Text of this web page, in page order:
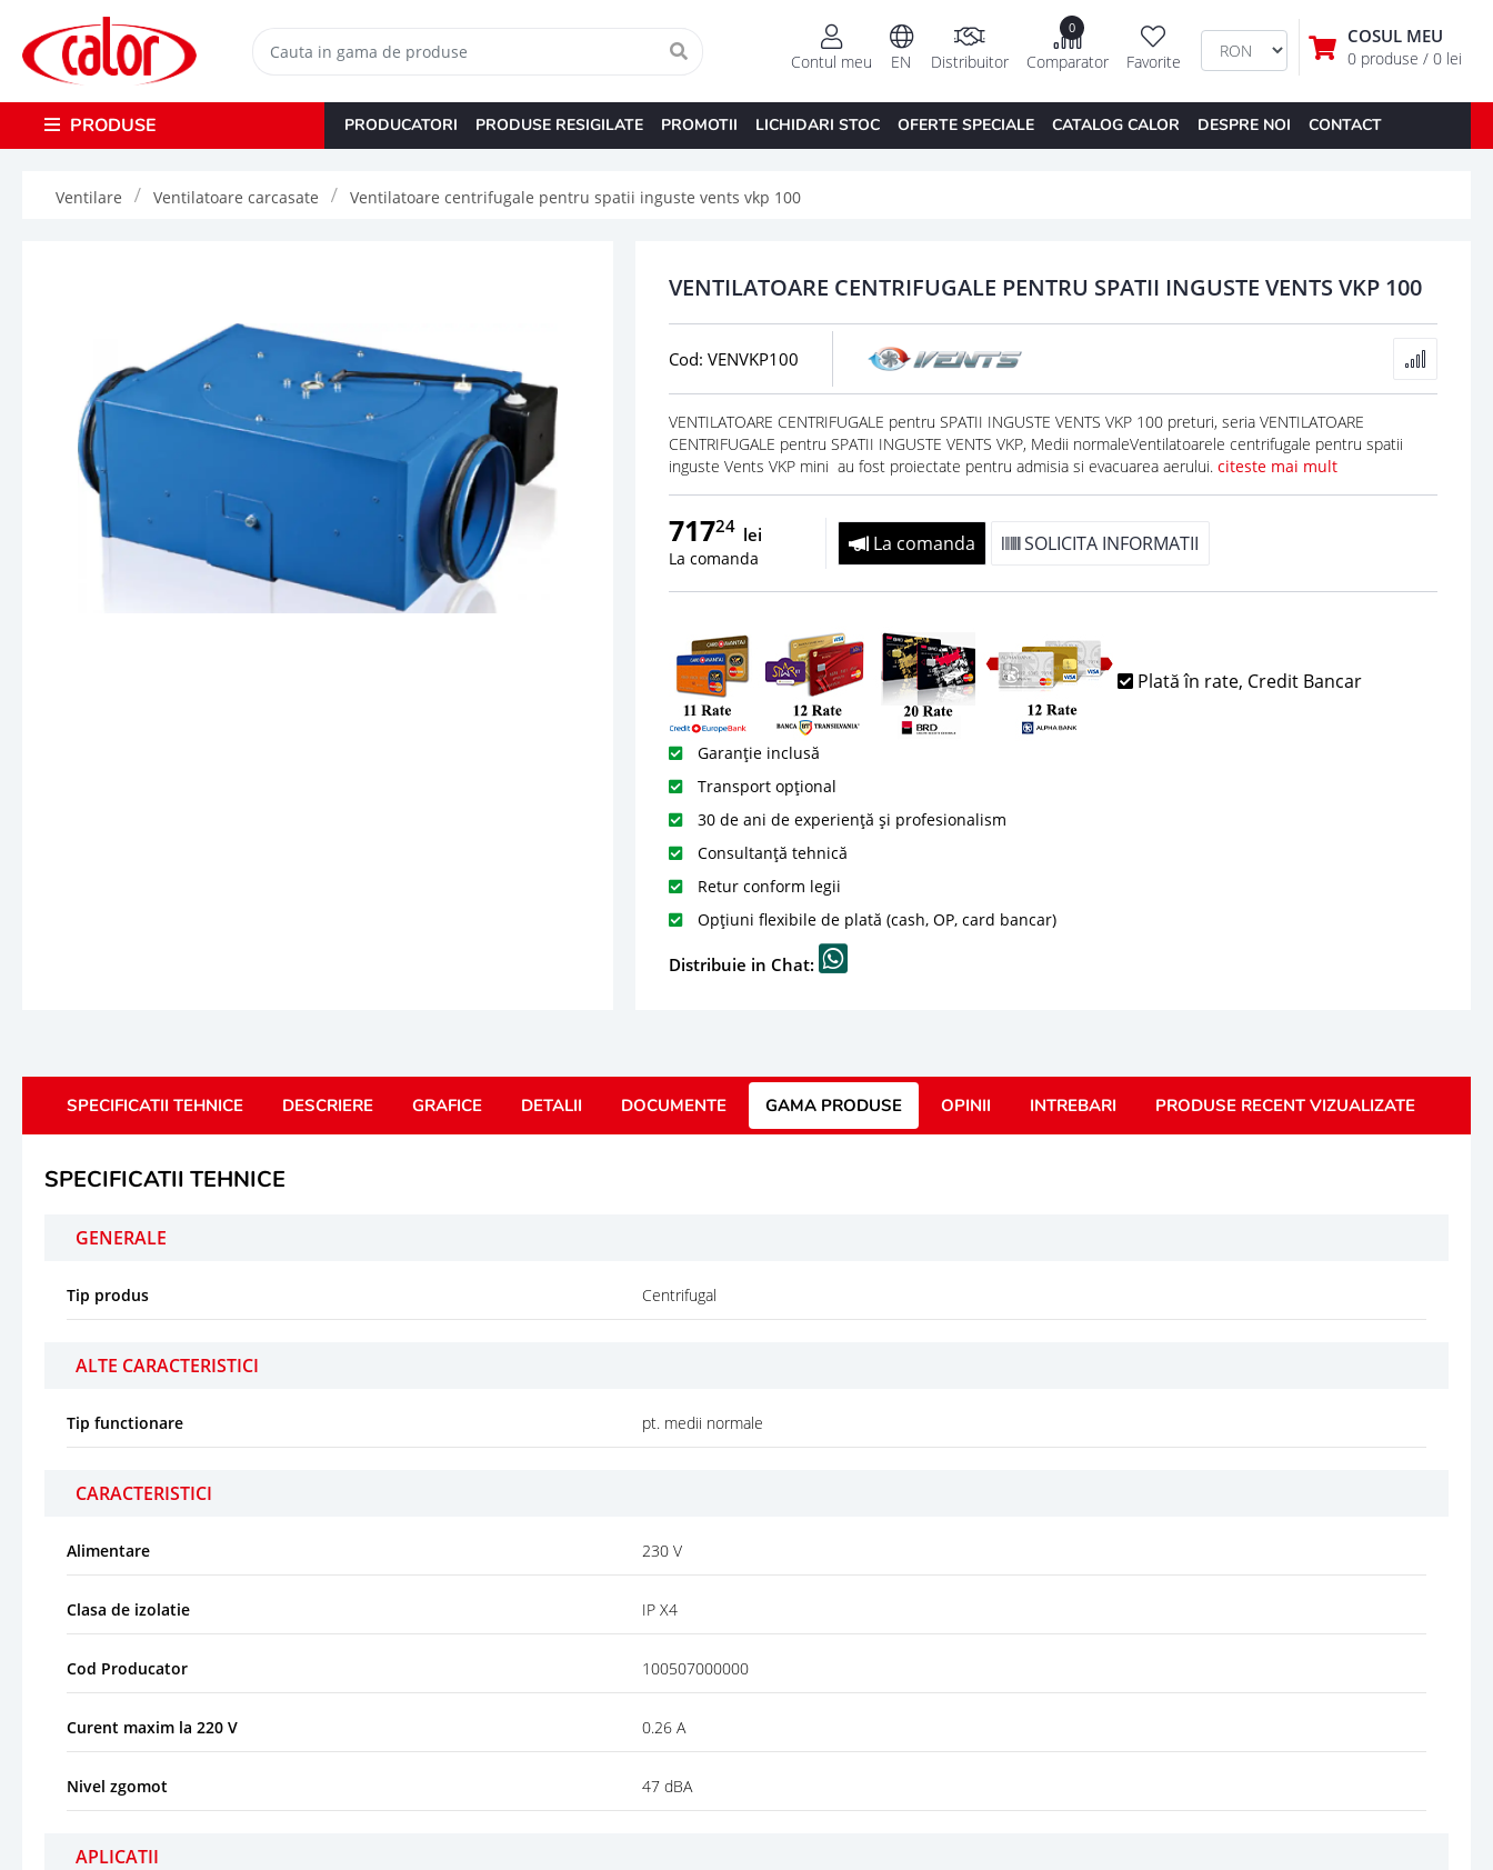
COSUL MEU
0 produse / 0 lei
Favorite
0
Comparator
Distribuitor
EN
Contul meu
PRODUSE PRODUCATORI PRODUSE RESIGILATE PROMOTII LICHIDARI STOC OFERTE SPECIALE CATALOG CALOR DESPRE NOI CONTACT
Ventilare Ventilatoare carcasate Ventilatoare centrifugale pentru spatii inguste vents vkp 100
VENTILATOARE CENTRIFUGALE PENTRU SPATII INGUSTE VENTS VKP 100
Cod: VENVKP100
VENTILATOARE CENTRIFUGALE pentru SPATII INGUSTE VENTS VKP 100 preturi, seria VENTILATOARE
CENTRIFUGALE pentru SPATII INGUSTE VENTS VKP, Medii normaleVentilatoarele centrifugale pentru spatii
inguste Vents VKP mini au fost proiectate pentru admisia si evacuarea aerului. citeste mai mult
71724 lei
La comanda
La comanda SOLICITA INFORMATII
Plată în rate, Credit Bancar
Garanție inclusă
Transport opțional
30 de ani de experiență și profesionalism
Consultanță tehnică
Retur conform legii
Opțiuni flexibile de plată (cash, OP, card bancar)
Distribuie in Chat:
SPECIFICATII TEHNICE DESCRIERE GRAFICE DETALII DOCUMENTE GAMA PRODUSE OPINII INTREBARI PRODUSE RECENT VIZUALIZATE
SPECIFICATII TEHNICE
GENERALE
Tip produs Centrifugal
ALTE CARACTERISTICI
Tip functionare pt. medii normale
CARACTERISTICI
Alimentare 230 V
Clasa de izolatie IP X4
Cod Producator 100507000000
Curent maxim la 220 V 0.26 A
Nivel zgomot 47 dBA
APLICATII